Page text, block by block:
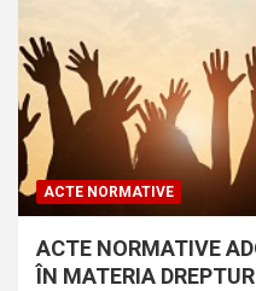
ACTE NORMATIVE
ACTE NORMATIVE
ÎN MATERIA